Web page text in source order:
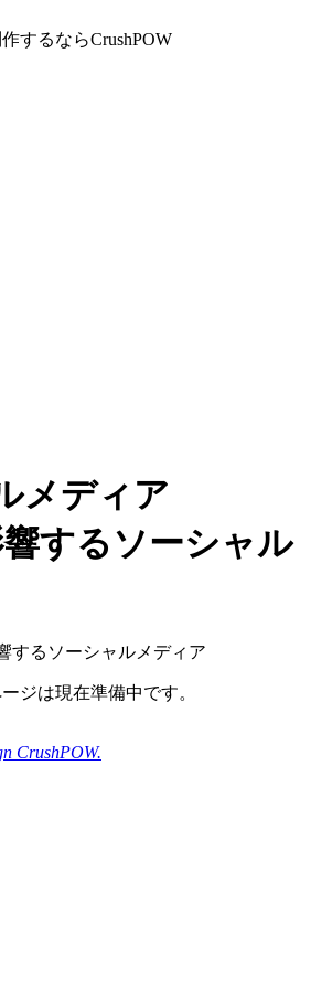
するならCrushPOW
するソーシャル
するソーシャルメディア
ジは現在準備中です。
CrushPOW.